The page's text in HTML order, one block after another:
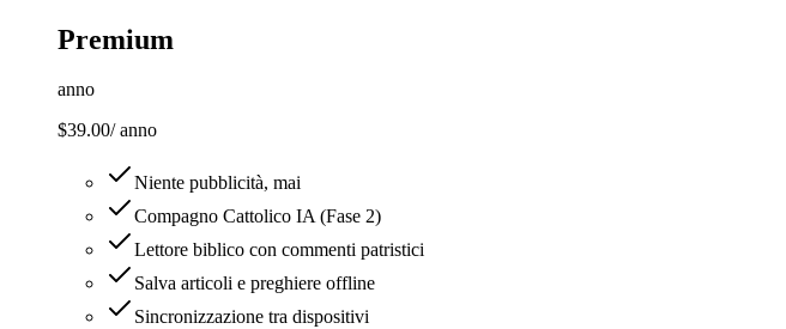
Premium
anno
$39.00/anno
Niente pubblicità, mai
Compagno Cattolico IA (Fase 2)
Lettore biblico con commenti patristici
Salva articoli e preghiere offline
Sincronizzazione tra dispositivi